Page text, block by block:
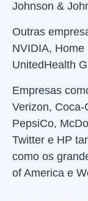
Johnson &
Outras
NVIDIA,
UnitedHealth
Empresas
Verizon, Coca-
PepsiCo,
Twitter e HP
como os
of America e